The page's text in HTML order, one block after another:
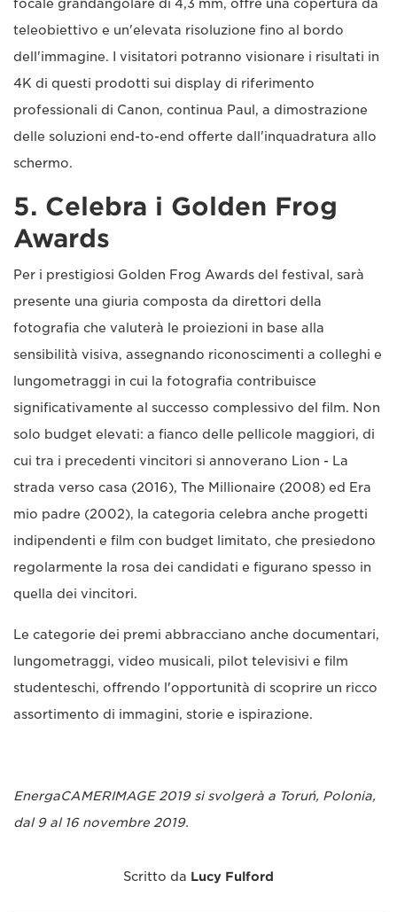
focale grandangolare di 4,3 mm, offre una copertura da
teleobiettivo e un'elevata risoluzione fino al bordo
dell'immagine. I visitatori potranno visionare i risultati in
4K di questi prodotti sui display di riferimento
professionali di Canon, continua Paul, a dimostrazione
delle soluzioni end-to-end offerte dall'inquadratura allo
schermo.
5. Celebra i Golden Frog
Awards
Per i prestigiosi Golden Frog Awards del festival, sarà
presente una giuria composta da direttori della
fotografia che valuterà le proiezioni in base alla
sensibilità visiva, assegnando riconoscimenti a colleghi e
lungometraggi in cui la fotografia contribuisce
significativamente al successo complessivo del film. Non
solo budget elevati: a fianco delle pellicole maggiori, di
cui tra i precedenti vincitori si annoverano Lion - La
strada verso casa (2016), The Millionaire (2008) ed Era
mio padre (2002), la categoria celebra anche progetti
indipendenti e film con budget limitato, che presiedono
regolarmente la rosa dei candidati e figurano spesso in
quella dei vincitori.
Le categorie dei premi abbracciano anche documentari,
lungometraggi, video musicali, pilot televisivi e film
studenteschi, offrendo l'opportunità di scoprire un ricco
assortimento di immagini, storie e ispirazione.
EnergaCAMERIMAGE 2019 si svolgerà a Toruń, Polonia,
dal 9 al 16 novembre 2019.
Scritto da Lucy Fulford